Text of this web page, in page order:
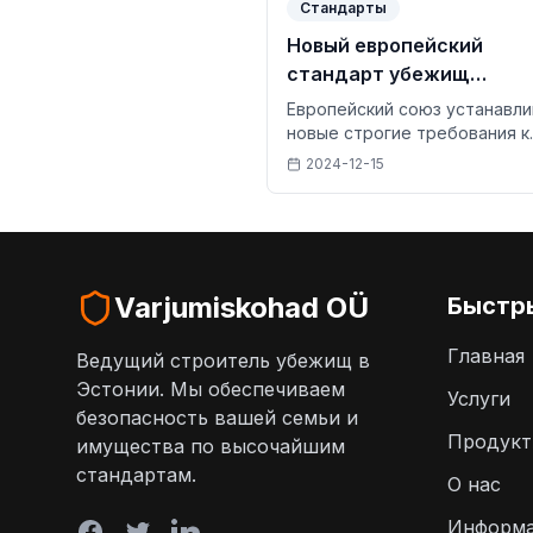
Стандарты
Новый европейский
стандарт убежищ
преобразует отрасль в
году
Европейский союз
новые строгие требования к
убежищам, которые влияют
2024-12-15
Varjumiskohad OÜ
Ведущий строитель убежищ в
Эстонии. Мы обеспечиваем
безопасность вашей семьи и
имущества по высочайшим
стандартам.
Главная
Услуги
О нас